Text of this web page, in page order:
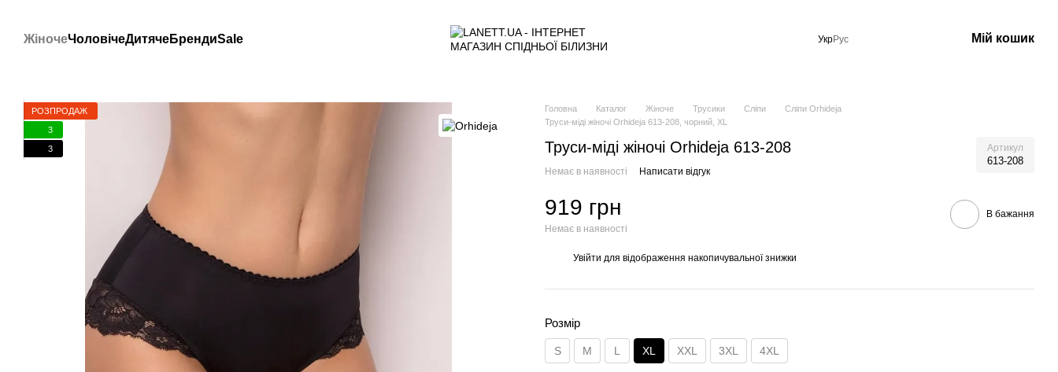
ЖіночеЧоловічеДитячеБрендиSale УкрРус Мій кошик
РОЗПРОДАЖ
3
3
Головна Каталог Жіноче Трусики Сліпи
Сліпи Orhideja
Труси-міді жіночі Orhideja 613-208, чорний, XL
Труси-міді жіночі Orhideja 613-208 Артикул
613-208
Немає в наявності Написати відгук
919 грн
Немає в наявності
В бажання
Увійти для відображення накопичувальної знижки
Розмір
S M L XL XXL 3XL 4XL